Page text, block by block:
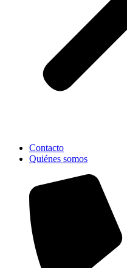
Contacto
Quiénes somos